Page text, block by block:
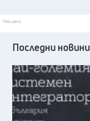
Реклама
Последни новини